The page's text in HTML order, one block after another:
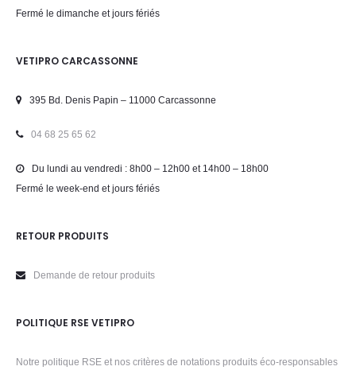
Fermé le dimanche et jours fériés
VETIPRO CARCASSONNE
395 Bd. Denis Papin – 11000 Carcassonne
04 68 25 65 62
Du lundi au vendredi : 8h00 – 12h00 et 14h00 – 18h00
Fermé le week-end et jours fériés
RETOUR PRODUITS
Demande de retour produits
POLITIQUE RSE VETIPRO
Notre politique RSE et nos critères de notations produits éco-responsables